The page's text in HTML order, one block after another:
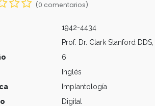
(0 comentarios)
1942-4434
Prof. Dr. Clark Stanford
6
Inglés
Implantología
Digital